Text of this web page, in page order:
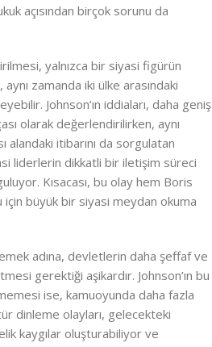
açısından birçok sorunu da
yalnızca bir siyasi figürün
aynı zamanda iki ülke arasındaki
Johnson’ın iddiaları, daha geniş
olarak değerlendirilirken, aynı
alandaki itibarını da sorgulatan
liderlerin dikkatli bir iletişim süreci
Kısacası, bu olay hem Boris
büyük bir siyasi meydan okuma
adına, devletlerin daha şeffaf ve
gerektiği aşikardır. Johnson’ın bu
ise, kamuoyunda daha fazla
dinleme olayları, gelecekteki
kaygılar oluşturabiliyor ve